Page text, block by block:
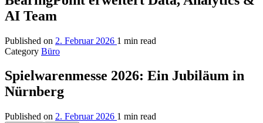
AI Team
Published on 2. Februar 2026 1 min read
Category Büro
Spielwarenmesse 2026: Ein Jubiläum in
Nürnberg
Published on 2. Februar 2026 1 min read